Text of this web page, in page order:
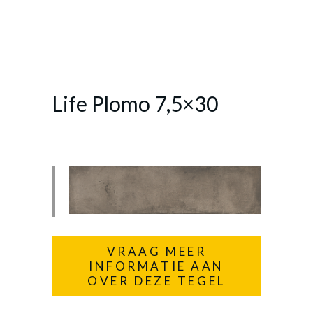
Life Plomo 7,5×30
VRAAG MEER
INFORMATIE AAN
OVER DEZE TEGEL